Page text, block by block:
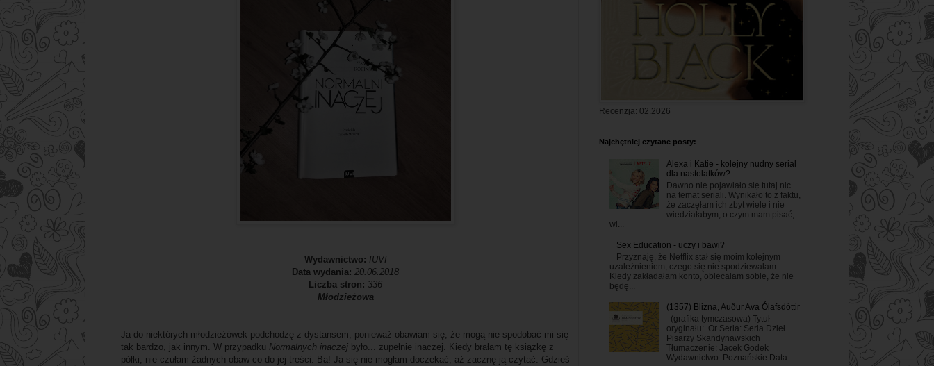
Wydawnictwo: IUVI
Data wydania: 20.06.2018
Liczba stron: 336
Młodzieżowa
Ja do niektórych młodzieżówek podchodzę z dystansem, ponieważ obawiam się, że mogą nie spodobać mi się
tak bardzo, jak innym. W przypadku Normalnych inaczej było... zupełnie inaczej. Kiedy brałam tę książkę z
półki, nie czułam żadnych obaw co do jej treści. Ba! Ja się nie mogłam doczekać, aż zacznę ją czytać. Gdzieś
Recenzja: 02.2026
Najchętniej czytane posty:
Alexa i Katie - kolejny nudny serial
dla nastolatków?
Dawno nie pojawiało się tutaj nic
na temat seriali. Wynikało to z faktu,
że zaczęłam ich zbyt wiele i nie
wiedziałabym, o czym mam pisać,
wi...
Sex Education - uczy i bawi?
Przyznaję, że Netflix stał się moim kolejnym
uzależnieniem, czego się nie spodziewałam.
Kiedy zakładałam konto, obiecałam sobie, że nie
będę...
(1357) Blizna, Auður Ava Ólafsdóttir
(grafika tymczasowa) Tytuł
oryginału: Ör Seria: Seria Dzieł
Pisarzy Skandynawskich
Tłumaczenie: Jacek Godek
Wydawnictwo: Poznańskie Data ...